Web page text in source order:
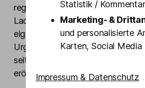
regelmäßig Fäuste flogen,
Laden rund um die Reeperbahn,
eigenen Erfahrungen gemacht
Urgestein der Olivia Jones
seit dem Jahr, in der Olivia Jones
eröffnete und damit den
Statistik /
Marketing- &
und personalisierte
Karten, Social Media
Impressum & Datenschutz